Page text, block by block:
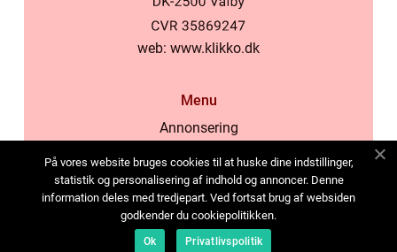
web: www.klikko.dk
Menu
Annonsering
Cookies
Kontakta oss
Sitemap
På vores website bruges cookies til at huske dine indstillinger,
statistik og personalisering af indhold og annoncer. Denne
information deles med tredjepart. Ved fortsat brug af websiden
godkender du cookiepolitikken.
Ok Privatlivspolitik